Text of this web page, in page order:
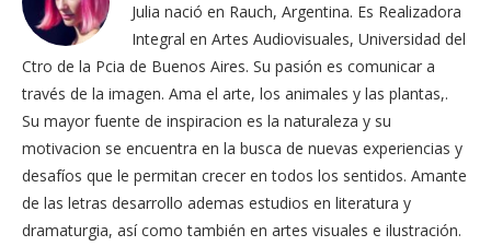
Julia nació en Rauch, Argentina. Es Realizadora
Integral en Artes Audiovisuales, Universidad del
Ctro de la Pcia de Buenos Aires. Su pasión es comunicar a
través de la imagen. Ama el arte, los animales y las plantas,.
Su mayor fuente de inspiracion es la naturaleza y su
motivacion se encuentra en la busca de nuevas experiencias y
desafíos que le permitan crecer en todos los sentidos. Amante
de las letras desarrollo ademas estudios en literatura y
dramaturgia, así como también en artes visuales e ilustración.